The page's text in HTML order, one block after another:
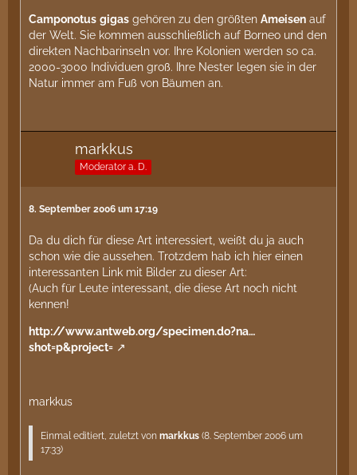
Camponotus gigas gehören zu den größten Ameisen auf
der Welt. Sie kommen ausschließlich auf Borneo und den
direkten Nachbarinseln vor. Ihre Kolonien werden so ca.
2000-3000 Individuen groß. Ihre Nester legen sie in der
Natur immer am Fuß von Bäumen an.
markkus
Moderator a. D.
8. September 2006 um 17:19
Da du dich für diese Art interessiert, weißt du ja auch
schon wie die aussehen. Trotzdem hab ich hier einen
interessanten Link mit Bilder zu dieser Art:
(Auch für Leute interessant, die diese Art noch nicht
kennen!
http://www.antweb.org/specimen.do?na…
shot=p&project=
markkus
Einmal editiert, zuletzt von markkus (8. September 2006 um
17:33)